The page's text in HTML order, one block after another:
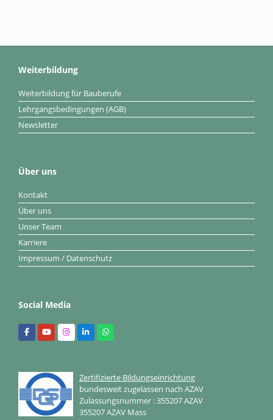
Weiterbildung
Weiterbildung für Bauberufe
Lehrgangsbedingungen (AGB)
Newsletter
Über uns
Kontakt
Über uns
Unser Team
Karriere
Impressum / Datenschutz
Social Media
Zertifizierte Bildungseinrichtung
bundesweit zugelassen nach AZAV
Zulassungsnummer : 355207 AZAV
355207 AZAV Mass